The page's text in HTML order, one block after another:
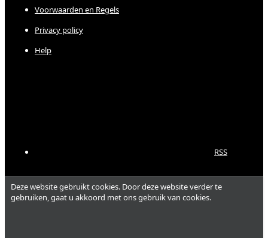
Voorwaarden en Regels
Privacy policy
Help
RSS
Deze website gebruikt cookies. Door deze website verder te
gebruiken, gaat u akkoord met ons gebruik van cookies.